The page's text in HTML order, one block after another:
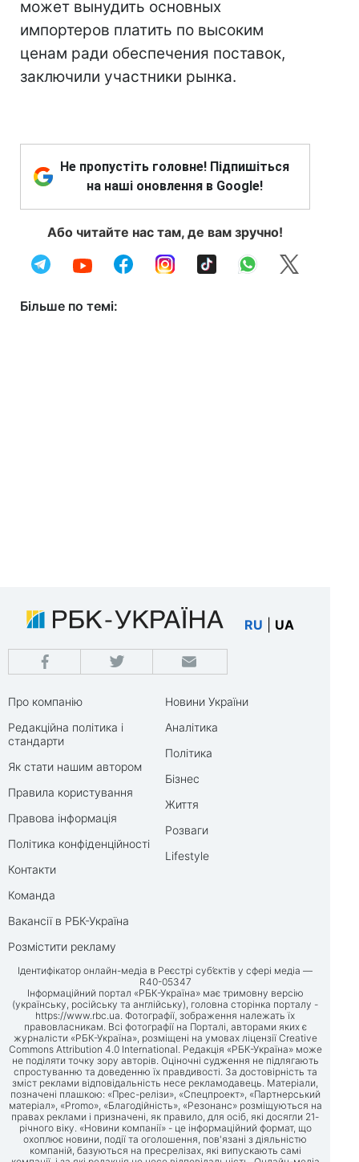
может вынудить основных
импортеров платить по высоким
ценам ради обеспечения поставок,
заключили участники рынка.
Не пропустіть головне! Підпишіться
на наші оновлення в Google!
Або читайте нас там, де вам зручно!
Більше по темі:
RU UA
Про компанію
Редакційна політика і
стандарти
Як стати нашим автором
Правила користування
Правова інформація
Політика конфіденційності
Контакти
Команда
Вакансії в РБК-Україна
Розмістити рекламу
Новини України
Аналітика
Політика
Бізнес
Життя
Розваги
Lifestyle
Ідентифікатор онлайн-медіа в Реєстрі суб’єктів у сфері медіа —
R40-05347
Інформаційний портал «РБК-Україна» має тримовну версію
(українську, російську та англійську), головна сторінка порталу -
https://www.rbc.ua. Фотографії, зображення належать їх
правовласникам. Всі фотографії на Порталі, авторами яких є
журналісти «РБК-Україна», розміщені на умовах ліцензії Creative
Commons Attribution 4.0 International. Редакція «РБК-Україна» може
не поділяти точку зору авторів. Оціночні судження не підлягають
спростуванню та доведенню їх правдивості. За достовірність та
зміст реклами відповідальність несе рекламодавець. Матеріали,
позначені плашкою: «Прес-релізи», «Спецпроект», «Партнерський
матеріал», «Promo», «Благодійність», «Резонанс» розміщуються на
правах реклами і призначені, як правило, для осіб, які досягли 21-
річного віку. «Новини компанії» - це інформаційний формат, що
охоплює новини, події та оголошення, пов'язані з діяльністю
компаній, базуються на пресрелізах, які випускають самі